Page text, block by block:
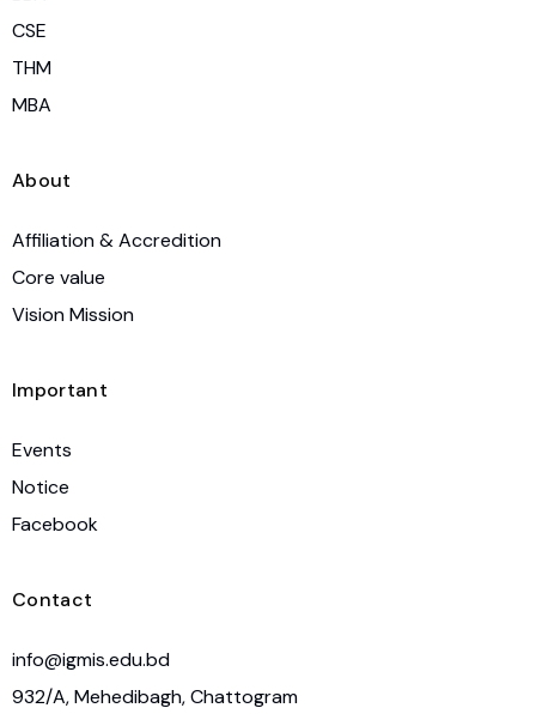
CSE
THM
MBA
About
Affiliation & Accredition
Core value
Vision Mission
Important
Events
Notice
Facebook
Contact
info@igmis.edu.bd
932/A, Mehedibagh, Chattogram